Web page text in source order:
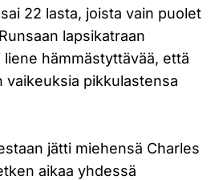
22 lasta, joista vain puolet
lapsikatraan
hämmästyttävää, että
vaikeuksia pikkulastensa
jätti miehensä Charles
aikaa yhdessä